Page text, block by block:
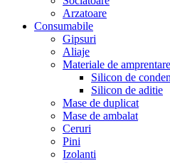
Arzatoare
Consumabile
Gipsuri
Aliaje
Materiale de amprentare
Silicon de
Silicon de aditie
Mase de duplicat
Mase de ambalat
Ceruri
Pini
Izolanti